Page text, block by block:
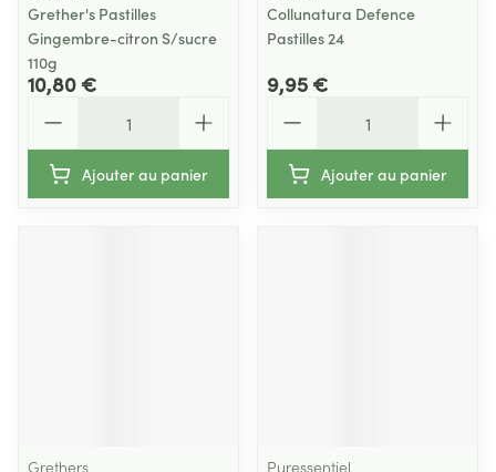
Grether's Pastilles
Gingembre-citron S/sucre
110g
10,80 €
Ajouter au panier
Collunatura Defence
Pastilles 24
9,95 €
Ajouter au panier
Grethers Puressentiel